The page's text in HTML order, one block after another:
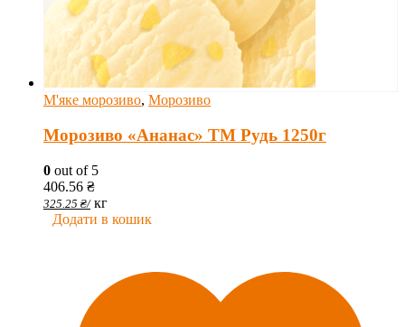
М'яке морозиво, Морозиво
Морозиво «Ананас» ТМ Рудь 1250г
0 out of 5
406.56 ₴
325.25 ₴/ кг
Додати в кошик